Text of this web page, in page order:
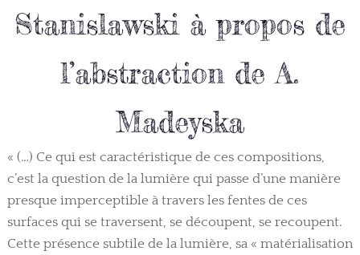
Stanislawski à propos de
l’abstraction de A.
Madeyska
« (…) Ce qui est caractéristique de ces compositions,
c’est la question de la lumière qui passe d’une manière
presque imperceptible à travers les fentes de ces
surfaces qui se traversent, se découpent, se recoupent.
Cette présence subtile de la lumière, sa « matérialisation